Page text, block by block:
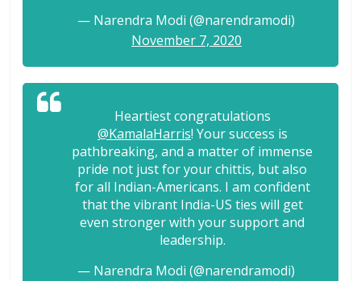
— Narendra Modi (@narendramodi)
November 7, 2020
Heartiest congratulations
@KamalaHarris! Your success is
pathbreaking, and a matter of immense
pride not just for your chittis, but also
for all Indian-Americans. I am confident
that the vibrant India-US ties will get
even stronger with your support and
leadership.
— Narendra Modi (@narendramodi)